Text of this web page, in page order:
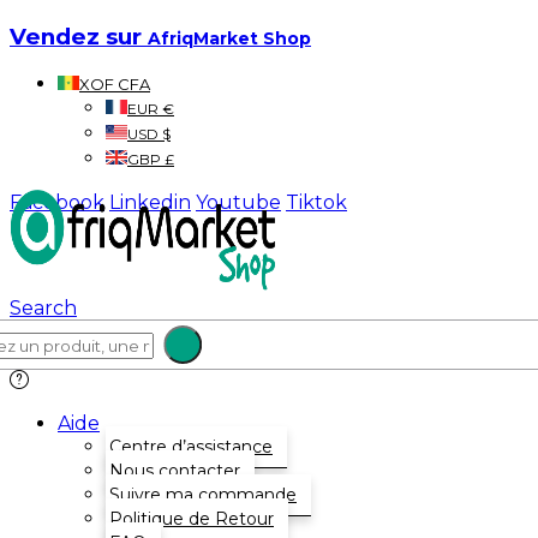
Vendez sur AfriqMarket Shop
XOF CFA
EUR €
USD $
GBP £
Facebook Linkedin Youtube Tiktok
Search
Aide
Centre d’assistance
Nous contacter
Suivre ma commande
Politique de Retour